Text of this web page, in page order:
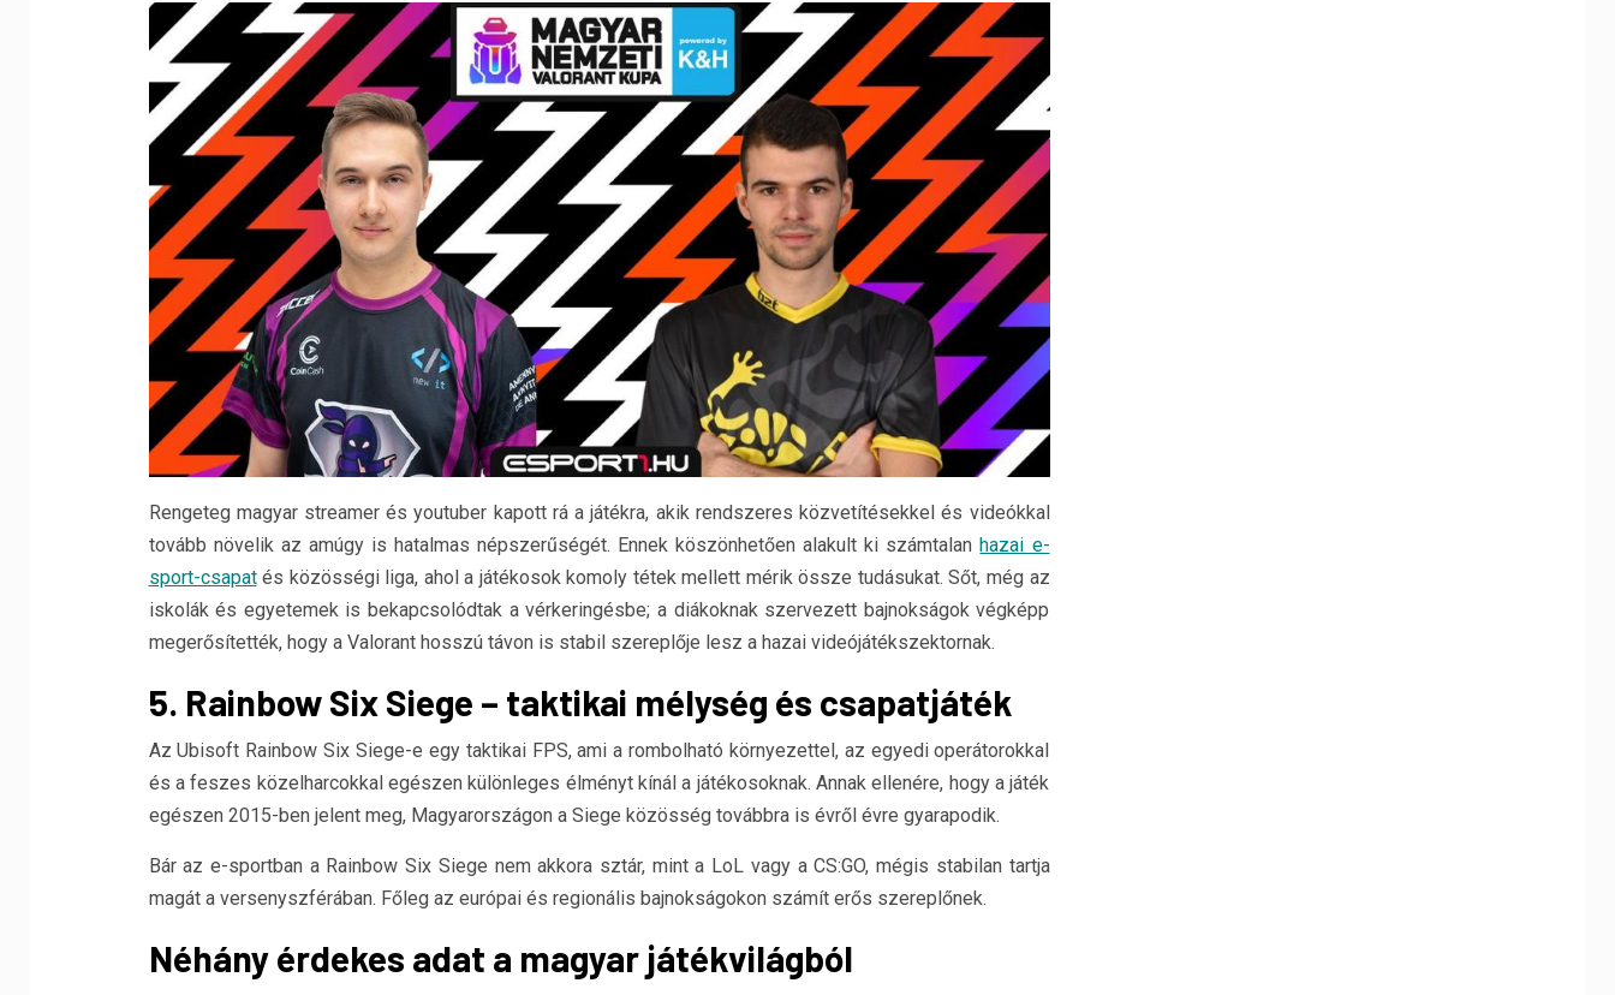
Rengeteg magyar streamer és youtuber kapott rá a játékra, akik rendszeres közvetítésekkel és videókkal
tovább növelik az amúgy is hatalmas népszerűségét. Ennek köszönhetően alakult ki számtalanhazai e-
sport-csapatés közösségi liga, ahol a játékosok komoly tétek mellett mérik össze tudásukat. Sőt, még az
iskolák és egyetemek is bekapcsolódtak a vérkeringésbe; a diákoknak szervezett bajnokságok végképp
megerősítették, hogy a Valorant hosszú távon is stabil szereplője lesz a hazai videójátékszektornak.
5. Rainbow Six Siege – taktikai mélység és csapatjáték
Az Ubisoft Rainbow Six Siege-e egy taktikai FPS, ami a rombolható környezettel, az egyedi operátorokkal
és a feszes közelharcokkal egészen különleges élményt kínál a játékosoknak. Annak ellenére, hogy a játék
egészen 2015-ben jelent meg, Magyarországon a Siege közösség továbbra is évről évre gyarapodik.
Bár az e-sportban a Rainbow Six Siege nem akkora sztár, mint a LoL vagy a CS:GO, mégis stabilan tartja
magát a versenyszférában. Főleg az európai és regionális bajnokságokon számít erős szereplőnek.
Néhány érdekes adat a magyar játékvilágból